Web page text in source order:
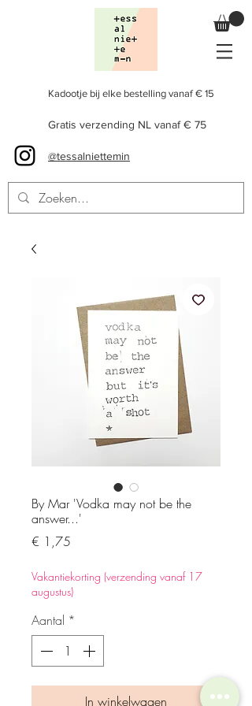
Kadootje bij elke bestelling vanaf € 15
Gratis verzending NL vanaf € 75
@tessalniettemin
By Mar 'Vodka may not be the
answer...'
€ 1,75
Vakantiekorting (verzending vanaf 17
augustus)
Aantal *
In winkelwagen